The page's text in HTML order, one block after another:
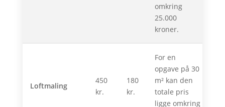
omkring
25.000
kroner.
Loftmaling
450
kr.
180
kr.
For en
opgave på 30
m² kan den
totale pris
ligge omkring